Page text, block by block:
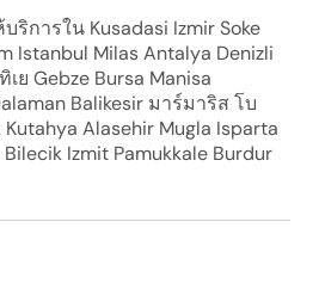
ริการใน Kusadasi Izmir Soke
Istanbul Milas Antalya Denizli
เย Gebze Bursa Manisa
Balikesir มาร์มาริส โบ
Alasehir Mugla Isparta
Izmit Pamukkale Burdur